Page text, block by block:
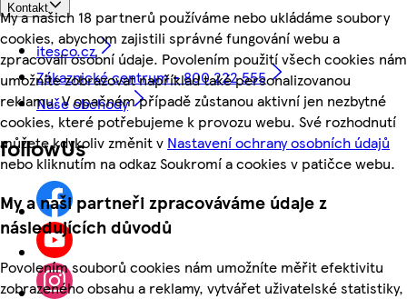
My a našich 18 partnerů používáme nebo ukládáme soubory
cookies, abychom zajistili správné fungování webu a
zpracovali osobní údaje. Povolením použití všech cookies nám
umožníte zobrazovat například také personalizovanou
reklamu. V opačném případě zůstanou aktivní jen nezbytné
cookies, které potřebujeme k provozu webu. Své rozhodnutí
můžete kdykoliv změnit v Nastavení ochrany osobních údajů
nebo kliknutím na odkaz Soukromí a cookies v patičce webu.
My a naši partneři zpracováváme údaje z
následujících důvodů
Povolením souborů cookies nám umožníte měřit efektivitu
zobrazeného obsahu a reklamy, vytvářet uživatelské statistiky,
Kontakt
itesco.cz
Zákaznické centrum - 800 222 555
Naše obchody
followUs